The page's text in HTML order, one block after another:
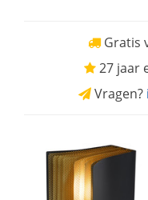
Gratis
27 jaar
Vragen?